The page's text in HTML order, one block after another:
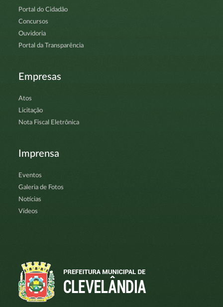
Portal do Cidadão
Concursos
Ouvidoria
Portal da Transparência
Empresas
Atos
Licitação
Nota Fiscal Eletrônica
Imprensa
Eventos
Galeria de Fotos
Notícias
Vídeos